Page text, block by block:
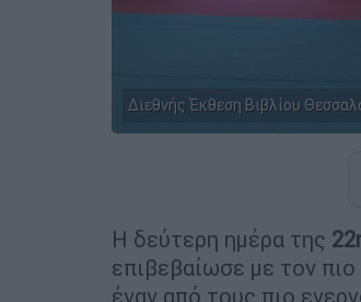
Διεθνής Έκθεση Βιβλίου
Η δεύτερη ημέρα της
επιβεβαίωσε με τον
έναν από τους πιο